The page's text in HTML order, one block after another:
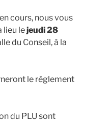
cours, nous vous
lieu lejeudi 28
du Conseil, à la
le règlement
du PLU sont